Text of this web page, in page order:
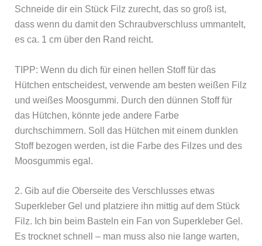
Schneide dir ein Stück Filz zurecht, das so groß ist,
dass wenn du damit den Schraubverschluss ummantelt,
es ca. 1 cm über den Rand reicht.
TIPP: Wenn du dich für einen hellen Stoff für das
Hütchen entscheidest, verwende am besten weißen Filz
und weißes Moosgummi. Durch den dünnen Stoff für
das Hütchen, könnte jede andere Farbe
durchschimmern. Soll das Hütchen mit einem dunklen
Stoff bezogen werden, ist die Farbe des Filzes und des
Moosgummis egal.
2. Gib auf die Oberseite des Verschlusses etwas
Superkleber Gel und platziere ihn mittig auf dem Stück
Filz. Ich bin beim Basteln ein Fan von Superkleber Gel.
Es trocknet schnell – man muss also nie lange warten,